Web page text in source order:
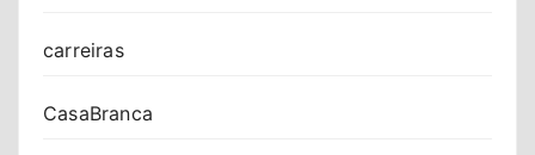
carreiras
CasaBranca